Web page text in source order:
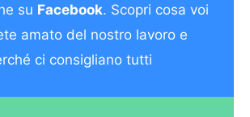
su Facebook. Scopri cosa voi
amato del nostro lavoro e
ci consigliano tutti